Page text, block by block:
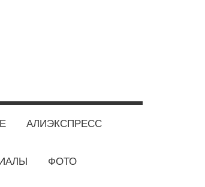
АЛИЭКСПРЕСС
ФОТО